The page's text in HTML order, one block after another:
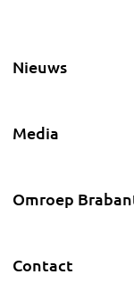
Nieuws
Media
Omroep
Contact